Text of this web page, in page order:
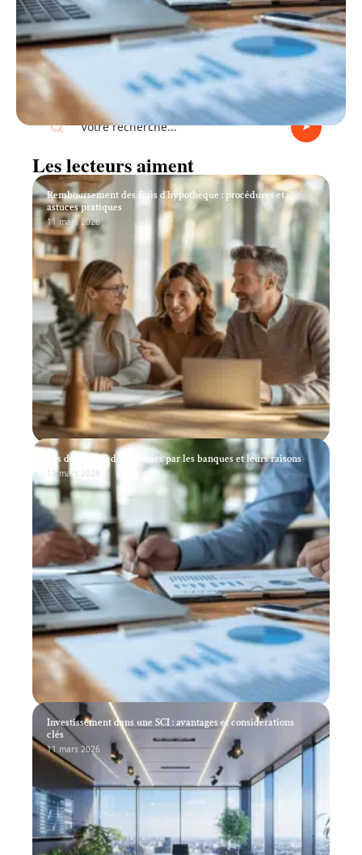
Recherche
Les lecteurs aiment
Remboursement des frais d’hypothèque : procédures et
astuces pratiques
11 mars 2026
Les demandes de garanties par les banques et leurs raisons
11 mars 2026
Investissement dans une SCI : avantages et considérations
clés
11 mars 2026